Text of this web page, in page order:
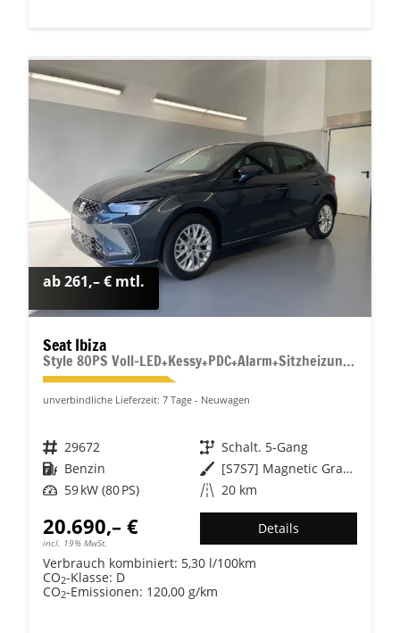
ab 261,– € mtl.
Seat Ibiza
Style 80PS Voll-LED+Kessy+PDC+Alarm+Sitzheizung+Kamera+App-Connect
unverbindliche Lieferzeit: 7 Tage Neuwagen
Fahrzeugnr. 29672 Getriebe Schalt. 5-Gang
Kraftstoff Benzin Außenfarbe
[S7S7] Magnetic Grau Metallic
Leistung 59 kW (80 PS) Kilometerstand 20 km
20.690,– €
incl. 19% MwSt.
Details
Verbrauch kombiniert: 5,30 l/100km
CO2-Klasse: D
CO2-Emissionen: 120,00 g/km